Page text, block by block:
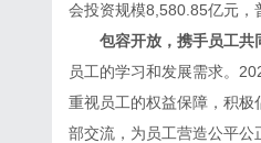
会投资规模8,580.85亿元，
包容开放，携手员工共
员工的学习和发展需求。
重视员工的权益保障，积
部交流，为员工营造公平公